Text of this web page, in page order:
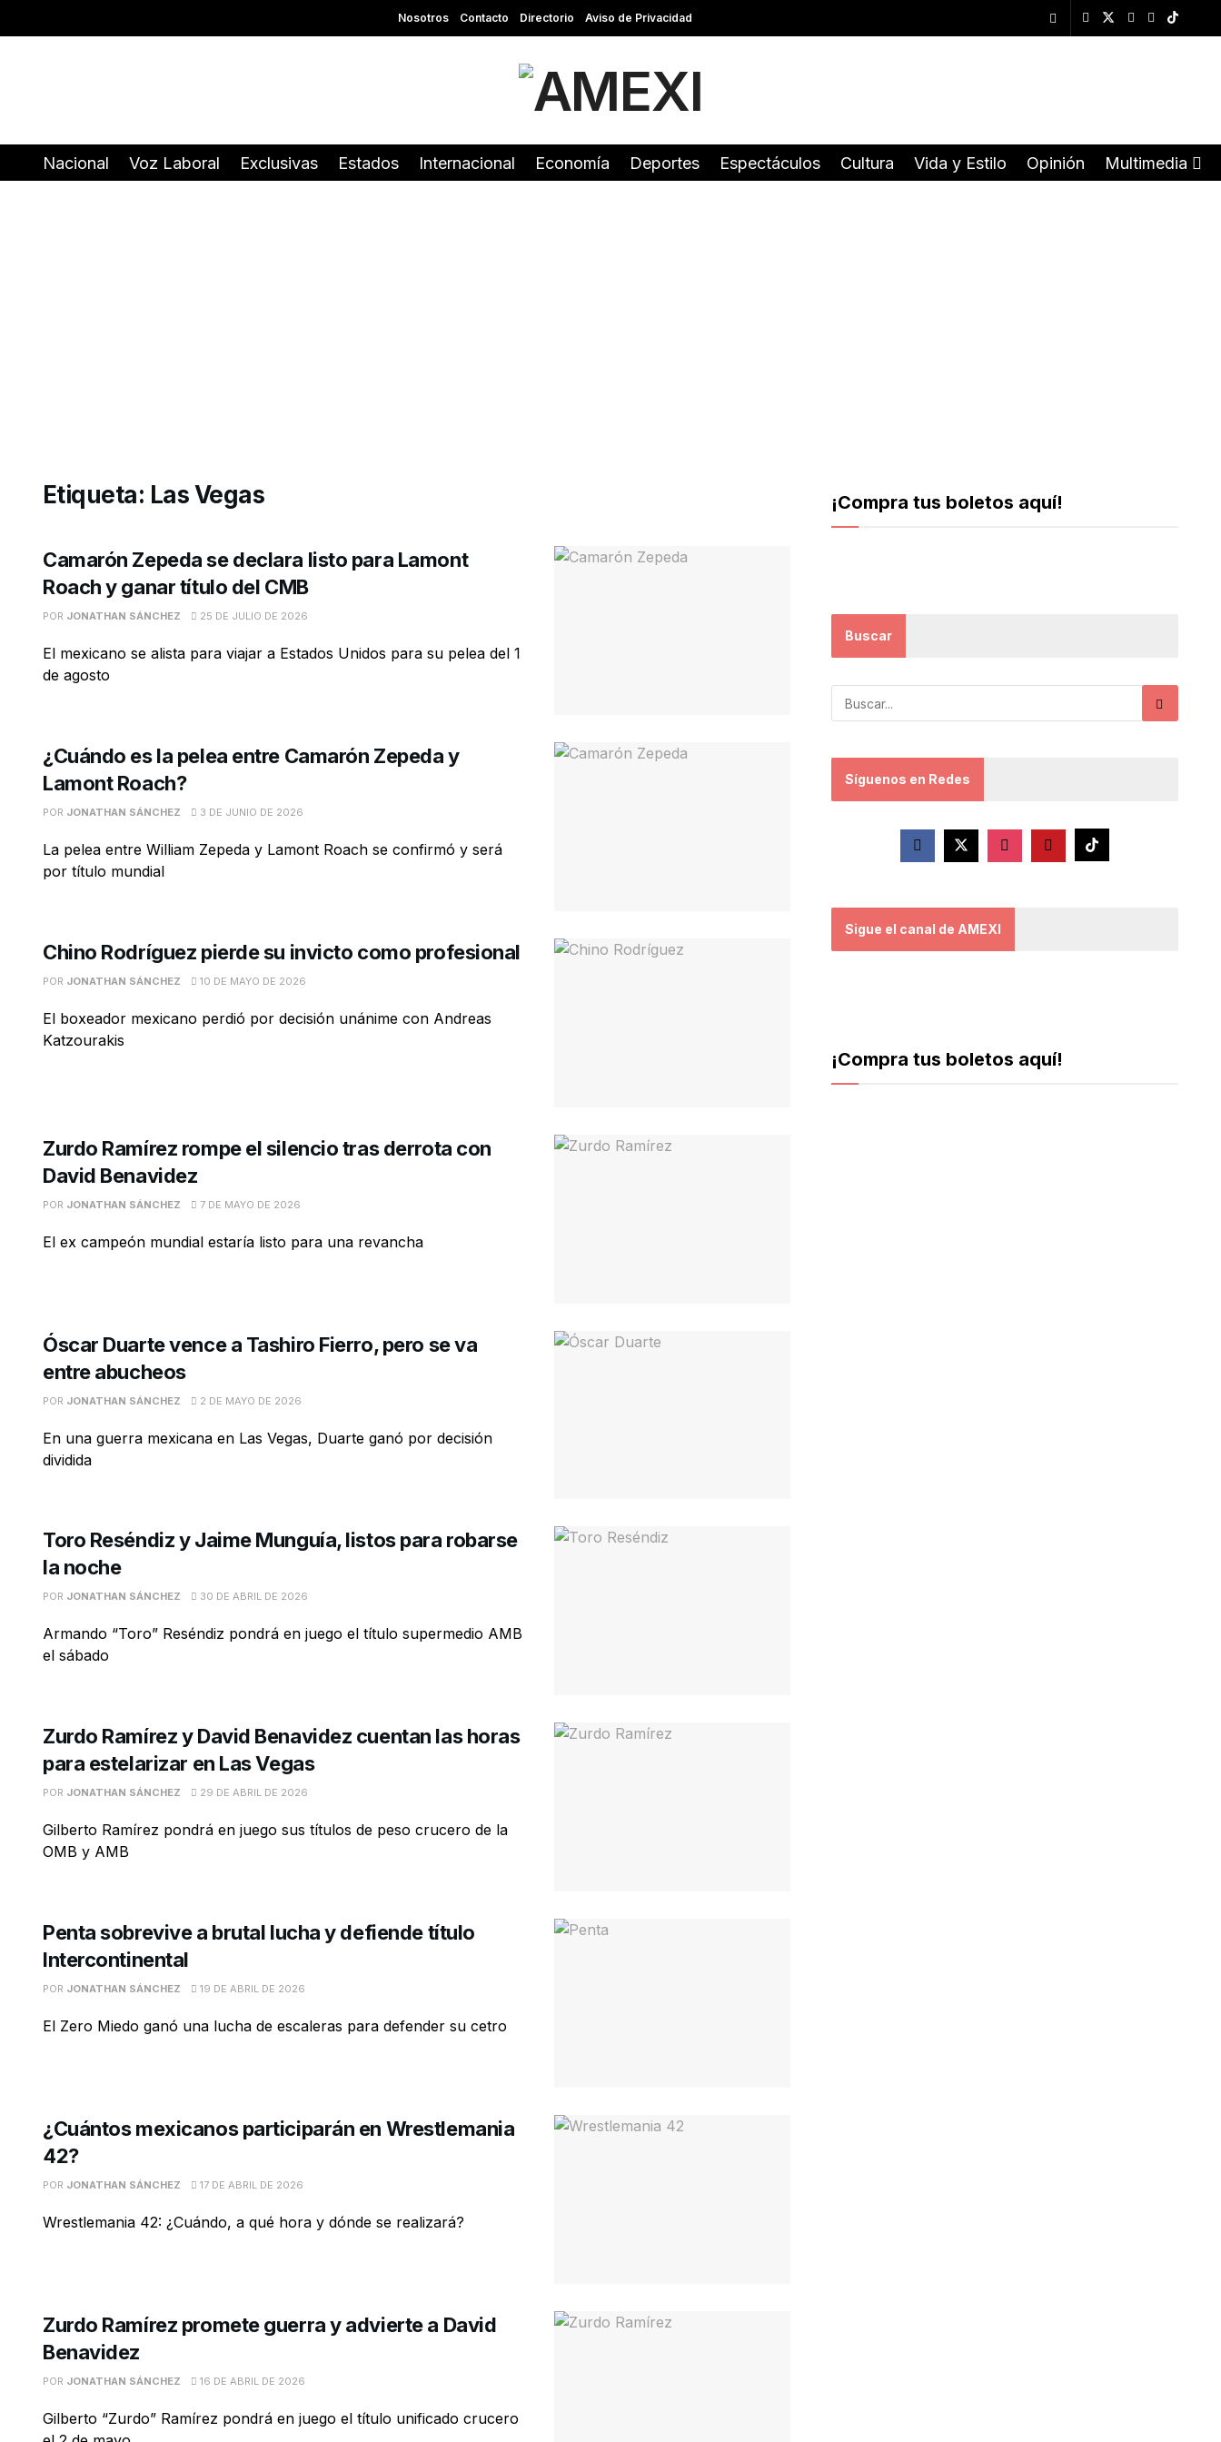
Nosotros Contacto Directorio Aviso de Privacidad
Nacional Voz Laboral Exclusivas Estados Internacional Economía Deportes Espectáculos Cultura Vida y Estilo Opinión Multimedia
Etiqueta: Las Vegas
Camarón Zepeda se declara listo para Lamont
Roach y ganar título del CMB
POR JONATHAN SÁNCHEZ 25 DE JULIO DE 2026
El mexicano se alista para viajar a Estados Unidos para su pelea del 1
de agosto
¿Cuándo es la pelea entre Camarón Zepeda y
Lamont Roach?
POR JONATHAN SÁNCHEZ 3 DE JUNIO DE 2026
La pelea entre William Zepeda y Lamont Roach se confirmó y será
por título mundial
Chino Rodríguez pierde su invicto como profesional
POR JONATHAN SÁNCHEZ 10 DE MAYO DE 2026
El boxeador mexicano perdió por decisión unánime con Andreas
Katzourakis
Zurdo Ramírez rompe el silencio tras derrota con
David Benavidez
POR JONATHAN SÁNCHEZ 7 DE MAYO DE 2026
El ex campeón mundial estaría listo para una revancha
Óscar Duarte vence a Tashiro Fierro, pero se va
entre abucheos
POR JONATHAN SÁNCHEZ 2 DE MAYO DE 2026
En una guerra mexicana en Las Vegas, Duarte ganó por decisión
dividida
Toro Reséndiz y Jaime Munguía, listos para robarse
la noche
POR JONATHAN SÁNCHEZ 30 DE ABRIL DE 2026
Armando “Toro” Reséndiz pondrá en juego el título supermedio AMB
el sábado
Zurdo Ramírez y David Benavidez cuentan las horas
para estelarizar en Las Vegas
POR JONATHAN SÁNCHEZ 29 DE ABRIL DE 2026
Gilberto Ramírez pondrá en juego sus títulos de peso crucero de la
OMB y AMB
Penta sobrevive a brutal lucha y defiende título
Intercontinental
POR JONATHAN SÁNCHEZ 19 DE ABRIL DE 2026
El Zero Miedo ganó una lucha de escaleras para defender su cetro
¿Cuántos mexicanos participarán en Wrestlemania
42?
POR JONATHAN SÁNCHEZ 17 DE ABRIL DE 2026
Wrestlemania 42: ¿Cuándo, a qué hora y dónde se realizará?
Zurdo Ramírez promete guerra y advierte a David
Benavidez
POR JONATHAN SÁNCHEZ 16 DE ABRIL DE 2026
Gilberto “Zurdo” Ramírez pondrá en juego el título unificado crucero
¡Compra tus boletos aquí!
Buscar
Síguenos en Redes
Sigue el canal de AMEXI
¡Compra tus boletos aquí!